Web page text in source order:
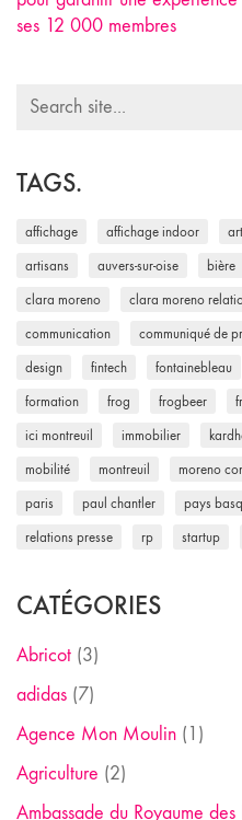
ses 12 000 membres
Search
TAGS.
affichage affichage indoor
artisans auvers-sur-oise bière
clara moreno clara moreno
communication communiqué de
design fintech fontainebleau
formation frog frogbeer
ici montreuil immobilier
mobilité montreuil moreno
paris paul chantler pays
relations presse rp startup
CATÉGORIES
Abricot (3)
adidas (7)
Agence Mon Moulin (1)
Agriculture (2)
Ambassade du Royaume des